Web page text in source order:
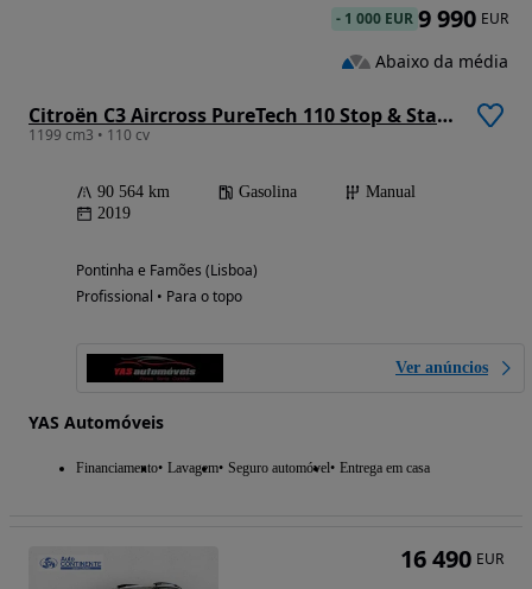
Citroën C3 Aircross PureTech 110 Stop & Start Shine
1199 cm3 • 110 cv
90 564 km Gasolina
Manual
2019
Pontinha e Famões (Lisboa)
Profissional • Para o topo
Ver anúncios
YAS Automóveis
Financiamento Lavagem Seguro automóvel Entrega em casa
- 1 000 EUR 9 990 EUR
Abaixo da média
16 490 EUR